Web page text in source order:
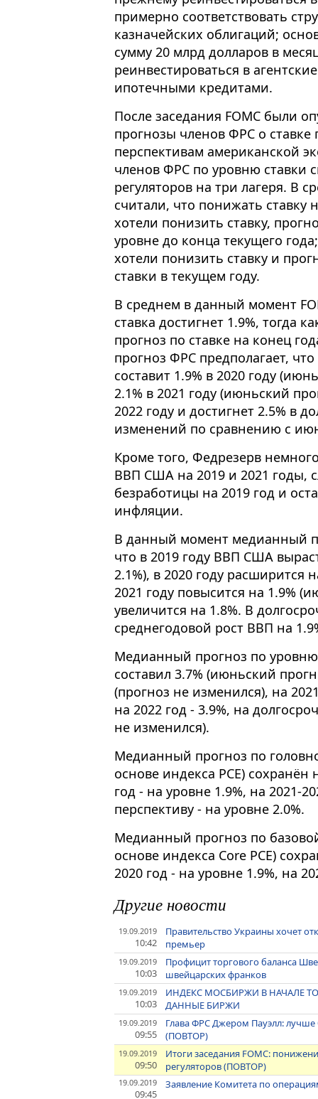
примерно соответствовать
казначейских облигаций;
сумму 20 млрд долларов в
реинвестироваться в
ипотечными кредитами.
После заседания FOMC были
прогнозы членов ФРС о
перспективам американской
членов ФРС по уровню ставки
регуляторов на три лагеря. В
считали, что понижать ставку
хотели понизить ставку,
уровне до конца текущего
хотели понизить ставку и
ставки в текущем году.
В среднем в данный момент
ставка достигнет 1.9%, тогда
прогноз по ставке на конец
прогноз ФРС предполагает,
составит 1.9% в 2020 году
2.1% в 2021 году (июньский
2022 году и достигнет 2.5% в
изменений по сравнению с
Кроме того, Федрезерв
ВВП США на 2019 и 2021 годы,
безработицы на 2019 год и
инфляции.
В данный момент медианный
что в 2019 году ВВП США
2.1%), в 2020 году расширится
2021 году повысится на 1.9%
увеличится на 1.8%. В
среднегодовой рост ВВП на
Медианный прогноз по
составил 3.7% (июньский
(прогноз не изменился), на
на 2022 год - 3.9%, на
не изменился).
Медианный прогноз по
основе индекса PCE) сохранён
год - на уровне 1.9%, на 2021-
перспективу - на уровне 2.0%.
Медианный прогноз по
основе индекса Core PCE)
2020 год - на уровне 1.9%, на
Другие новости
19.09.2019
10:42
Правительство Украины хочет
премьер
19.09.2019
10:03
Профицит торгового баланса
швейцарских франков
19.09.2019
10:03
ИНДЕКС МОСБИРЖИ В НАЧАЛЕ
ДАННЫЕ БИРЖИ
19.09.2019
09:55
Глава ФРС Джером Пауэлл:
(ПОВТОР)
19.09.2019
09:50
Итоги заседания FOMC:
регуляторов (ПОВТОР)
19.09.2019
09:45
Заявление Комитета по